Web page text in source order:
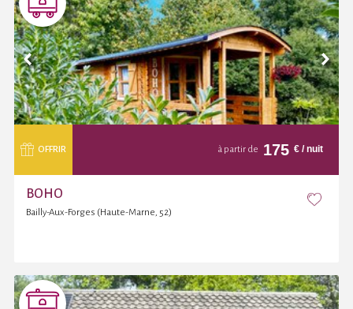
OFFRIR à partir de 175 € / nuit
BOHO
Bailly-Aux-Forges (Haute-Marne, 52)